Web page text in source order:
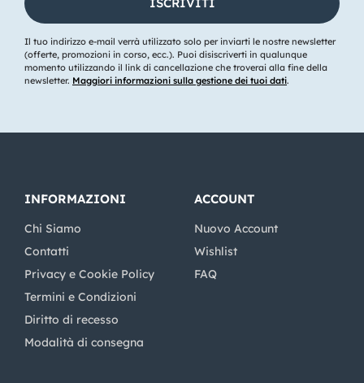
Il tuo indirizzo e-mail verrà utilizzato solo per inviarti le nostre newsletter
(offerte, promozioni in corso, ecc.). Puoi disiscriverti in qualunque
momento utilizzando il link di cancellazione che troverai alla fine della
newsletter. Maggiori informazioni sulla gestione dei tuoi dati.
INFORMAZIONI
Chi Siamo
Contatti
Privacy e Cookie Policy
Termini e Condizioni
Diritto di recesso
Modalità di consegna
ACCOUNT
Nuovo Account
Wishlist
FAQ